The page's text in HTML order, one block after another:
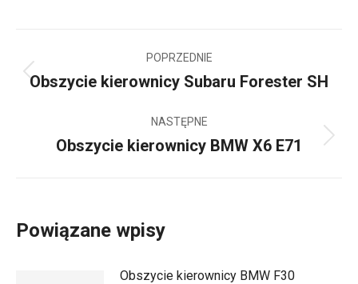
wpisów
POPRZEDNIE
Poprzedni
Obszycie kierownicy Subaru Forester SH
NASTĘPNE
Następny
Obszycie kierownicy BMW X6 E71
Powiązane wpisy
Obszycie kierownicy BMW F30